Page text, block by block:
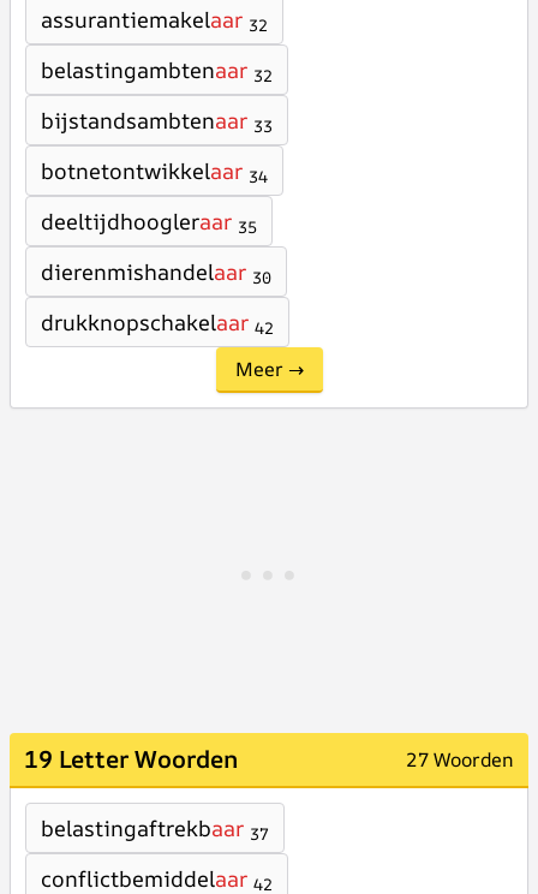
assurantiemakelaar 32
belastingambtenaar 32
bijstandsambtenaar 33
botnetontwikkelaar 34
deeltijdhoogleraar 35
dierenmishandelaar 30
drukknopschakelaar 42
Meer →
19 Letter Woorden 27 Woorden
belastingaftrekbaar 37
conflictbemiddelaar 42